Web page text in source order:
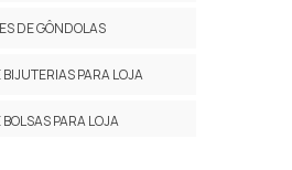
DE GÔNDOLAS
BIJUTERIAS PARA LOJA
PARA LOJA